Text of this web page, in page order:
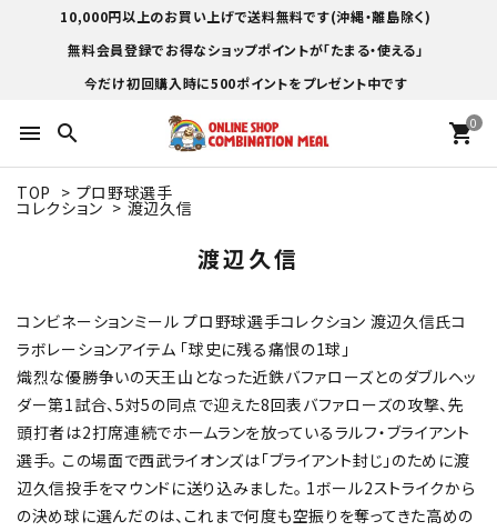
10,000円以上のお買い上げで送料無料です(沖縄・離島除く)
無料会員登録でお得なショップポイントが「たまる・使える」
今だけ初回購入時に500ポイントをプレゼント中です
menu search 0
shopping_cart
TOP > プロ野球選手
コレクション > 渡辺久信
渡辺久信
コンビネーションミール プロ野球選手コレクション 渡辺久信氏コ
ラボレーションアイテム 「球史に残る痛恨の1球」
熾烈な優勝争いの天王山となった近鉄バファローズとのダブルヘッ
ダー第1試合、5対5の同点で迎えた8回表バファローズの攻撃、先
頭打者は2打席連続でホームランを放っているラルフ・ブライアント
選手。 この場面で西武ライオンズは「ブライアント封じ」のために渡
辺久信投手をマウンドに送り込みました。 1ボール2ストライクから
の決め球に選んだのは、これまで何度も空振りを奪ってきた高めの